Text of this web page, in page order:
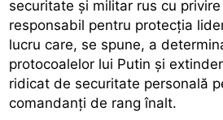
securitate și militar rus cu
responsabil pentru protecția
lucru care, se spune, a
protocoalelor lui Putin și
ridicat de securitate personală
comandanți de rang înalt.